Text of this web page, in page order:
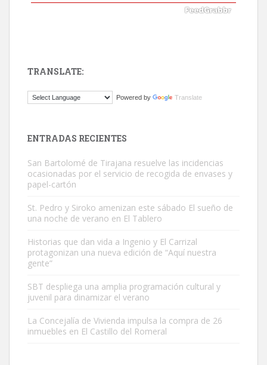
Este gato macho ha aparecido en la calle hace menos de un mes,
Busco adopción responsable para mi perra. Pastor alemán,
hembra, 4 años. Por motivos personales ...
Leales.org » Gran Canaria
TRANSLATE:
Powered by Translate
ENTRADAS RECIENTES
San Bartolomé de Tirajana resuelve las incidencias
ocasionadas por el servicio de recogida de envases y
papel-cartón
St. Pedro y Siroko amenizan este sábado El sueño de
una noche de verano en El Tablero
Historias que dan vida a Ingenio y El Carrizal
protagonizan una nueva edición de “Aquí nuestra
gente”
SBT despliega una amplia programación cultural y
juvenil para dinamizar el verano
La Concejalía de Vivienda impulsa la compra de 26
inmuebles en El Castillo del Romeral